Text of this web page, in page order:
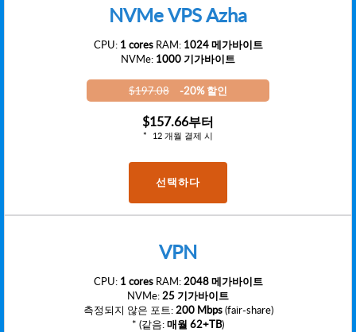
NVMe VPS Azha
CPU: 1 coresRAM: 1024 메가바이트
NVMe: 1000 기가바이트
$197.08 -20% 할인
$157.66부터
12 개월 결제 시
선택하다
VPN
CPU: 1 coresRAM:2048 메가바이트
NVMe:25 기가바이트
측정되지 않은 포트:200 Mbps(fair-share)
* (같음:매월 62+TB)